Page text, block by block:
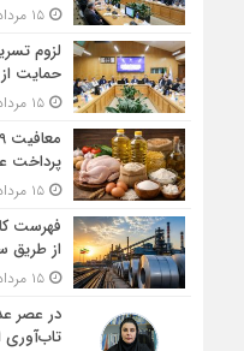
۱۵ مرداد ۱۴۰۵ - ۱۲:۲۷
لزوم
حمایت
۱۵ مرداد ۱۴۰۵ - ۱۲:۰۸
پرداخت عوارض
۱۵ مرداد ۱۴۰۵ - ۱۱:۴۵
فهرست
از طریق
۱۵ مرداد ۱۴۰۵ - ۱۰:۴۵
در عصر